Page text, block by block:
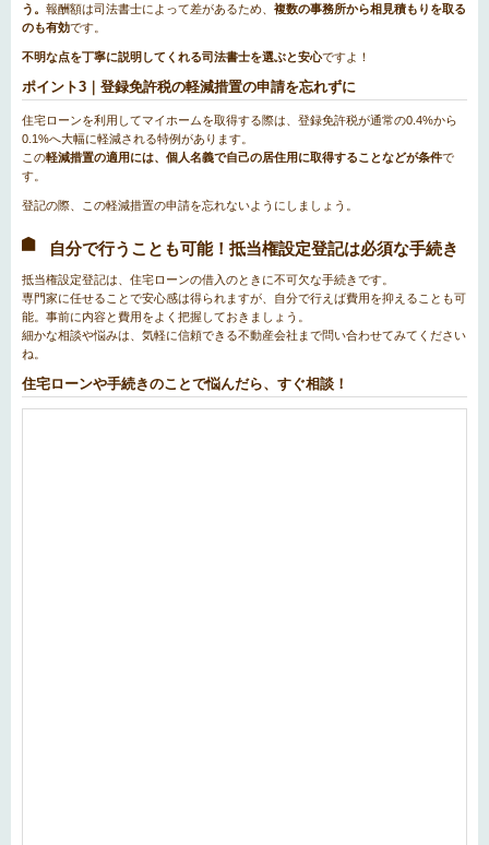
う。 報酬額は司法書士によって差があるため、 複数の事務所から相見積もりを取る
のも有効です。
不明な点を丁寧に説明してくれる司法書士を選ぶと安心ですよ！
ポイント3｜登録免許税の軽減措置の申請を忘れずに
住宅ローンを利用してマイホームを取得する際は、登録免許税が通常の0.4%から
0.1%へ大幅に軽減される特例があります。
この軽減措置の適用には、個人名義で自己の居住用に取得することなどが条件で
す。
登記の際、この軽減措置の申請を忘れないようにしましょう。
自分で行うことも可能！抵当権設定登記は必須な手続き
抵当権設定登記は、住宅ローンの借入のときに不可欠な手続きです。
専門家に任せることで安心感は得られますが、自分で行えば費用を抑えることも可
能。事前に内容と費用をよく把握しておきましょう。
細かな相談や悩みは、気軽に信頼できる不動産会社まで問い合わせてみてください
ね。
住宅ローンや手続きのことで悩んだら、すぐ相談！